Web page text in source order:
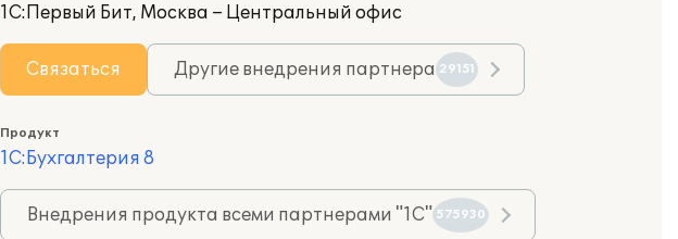
1С:Первый Бит, Москва – Центральный офис
Связаться Другие внедрения партнера 29151
Продукт
1С:Бухгалтерия 8
Внедрения продукта всеми партнерами "1С" 575930